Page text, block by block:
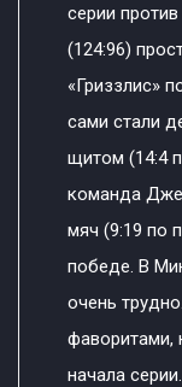
серии
(124:96)
«Гриззлис»
сами стали
щитом (14:4
команда
мяч (9:19 по
победе. В
очень
фаворитами,
начала серии.